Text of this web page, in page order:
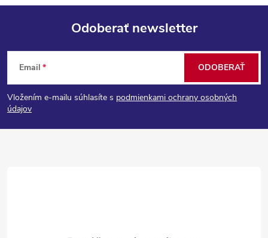
Z
á
p
Odoberať newsletter
Email
Vložením e-mailu súhlasíte s podmienkami ochrany osobných
údajov
ODOBERAŤ